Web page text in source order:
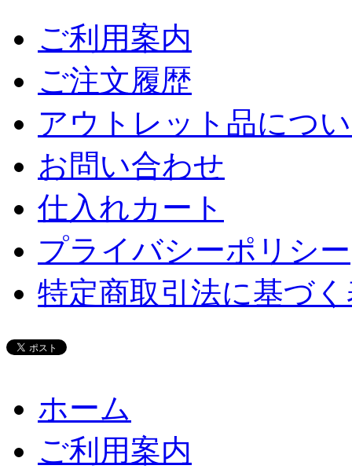
ご利用案内
ご注文履歴
アウトレット品につ
お問い合わせ
仕入れカート
プライバシーポリシー
特定商取引法に基づ
ホーム
ご利用案内